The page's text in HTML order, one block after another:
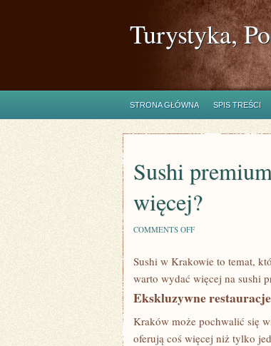
Turystyka,
STRONA GŁÓWNA SPIS TREŚCI
Sushi
więcej?
COMMENTS OFFON
W
–
WARTO
WIĘCEJ?
Sushi w Krakowie to temat,
warto wydać więcej na sushi
Ekskluzywne
Kraków może pochwalić się
oferują coś więcej niż tylko